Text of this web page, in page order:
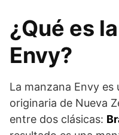
¿Qué es
Envy?
La manzana Envy
originaria de Nueva
entre dos clásicas: